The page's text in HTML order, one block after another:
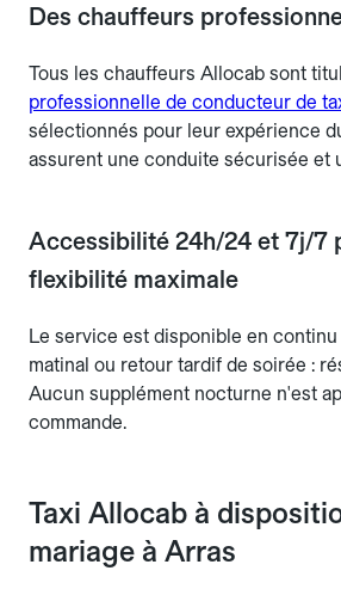
Des chauffeurs
Tous les chauffeurs Allocab sont
professionnelle de conducteur de
sélectionnés pour leur expérience
assurent une conduite sécurisée et
Accessibilité 24h/24 et 7j/7
flexibilité maximale
Le service est disponible en continu
matinal ou retour tardif de soirée :
Aucun supplément nocturne n'est
commande.
Taxi Allocab à
mariage à Arras